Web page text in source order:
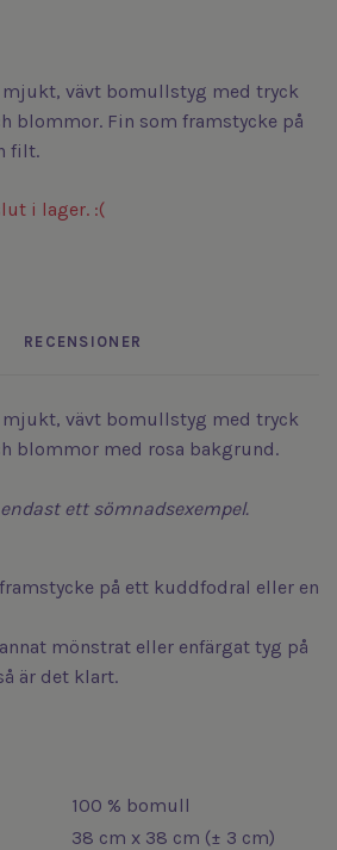
mjukt, vävt bomullstyg med tryck
blommor. Fin som framstycke på
filt.
i lager. :(
RECENSIONER
mjukt, vävt bomullstyg med tryck
blommor med rosa bakgrund.
ett sömnadsexempel.
på ett kuddfodral eller en
mönstrat eller enfärgat tyg på
är det klart.
100 % bomull
38 cm x 38 cm (± 3 cm)